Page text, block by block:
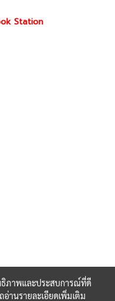
Station
ธิภาพและประสบการณ์ที่ดี
อ่านรายละเอียดเพิ่มเติม